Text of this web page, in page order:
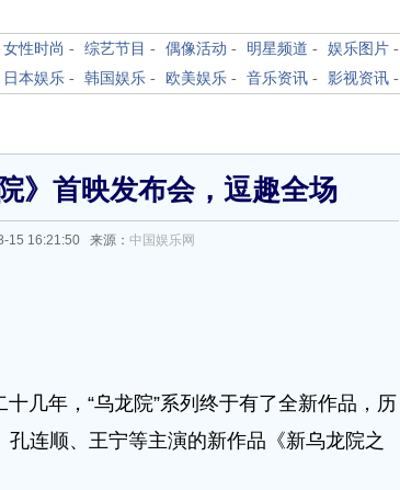
女性时尚 - 综艺节目 - 偶像活动 - 明星频道 - 娱乐图片 -
日本娱乐 - 韩国娱乐 - 欧美娱乐 - 音乐资讯 - 影视资讯 -
》首映发布会，逗趣全场
15 16:21:50 来源： 中国娱乐网
十几年，“乌龙院”系列终于有了全新作品，历
连顺、王宁等主演的新作品《新乌龙院之